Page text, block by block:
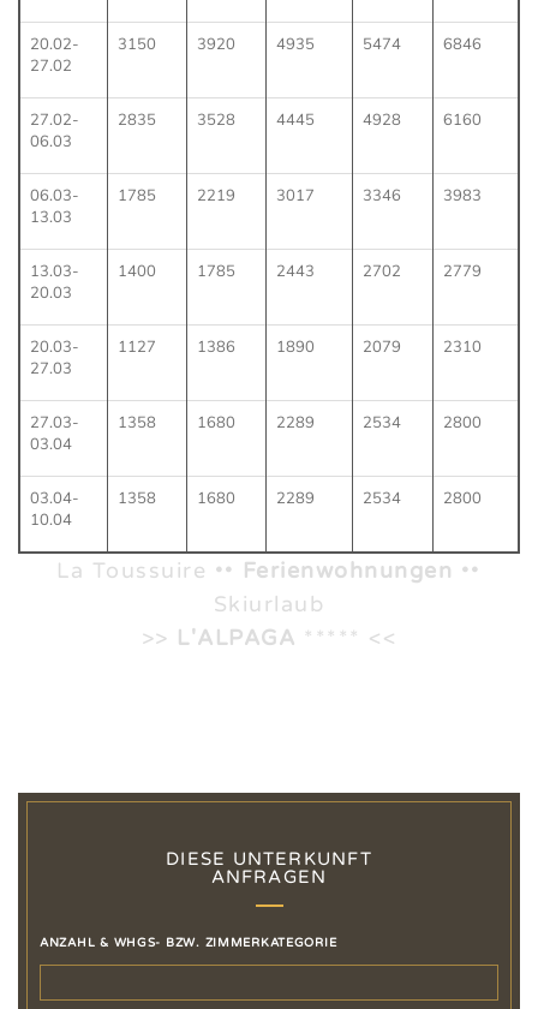
20.02-
27.02
3150 3920 4935 5474 6846
27.02-
06.03
2835 3528 4445 4928 6160
06.03-
13.03
1785 2219 3017 3346 3983
13.03-
20.03
1400 1785 2443 2702 2779
20.03-
27.03
1127 1386 1890 2079 2310
27.03-
03.04
1358 1680 2289 2534 2800
03.04-
10.04
1358 1680 2289 2534 2800
La Toussuire •• Ferienwohnungen ••
Skiurlaub
>> L'ALPAGA ***** <<
DIESE UNTERKUNFT
ANFRAGEN
ANZAHL & WHGS- BZW. ZIMMERKATEGORIE